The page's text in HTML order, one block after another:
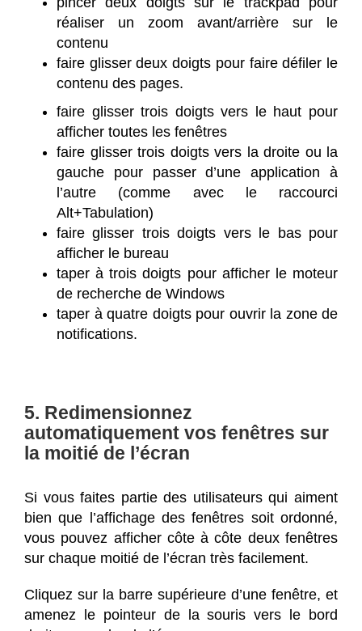
réaliser un zoom avant/arrière sur le
contenu
faire glisser deux doigts pour faire défiler le
contenu des pages.
faire glisser trois doigts vers le haut pour
afficher toutes les fenêtres
faire glisser trois doigts vers la droite ou la
gauche pour passer d’une application à
l’autre (comme avec le raccourci
Alt+Tabulation)
faire glisser trois doigts vers le bas pour
afficher le bureau
taper à trois doigts pour afficher le moteur
de recherche de Windows
taper à quatre doigts pour ouvrir la zone de
notifications.
5. Redimensionnez
automatiquement vos fenêtres sur
la moitié de l’écran
Si vous faites partie des utilisateurs qui aiment
bien que l’affichage des fenêtres soit ordonné,
vous pouvez afficher côte à côte deux fenêtres
sur chaque moitié de l’écran très facilement.
Cliquez sur la barre supérieure d’une fenêtre, et
amenez le pointeur de la souris vers le bord